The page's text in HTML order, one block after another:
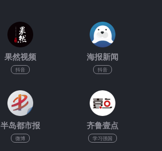
果然视频
抖音
海报新闻
抖音
半岛都市报
微博
齐鲁壹点
学习强国